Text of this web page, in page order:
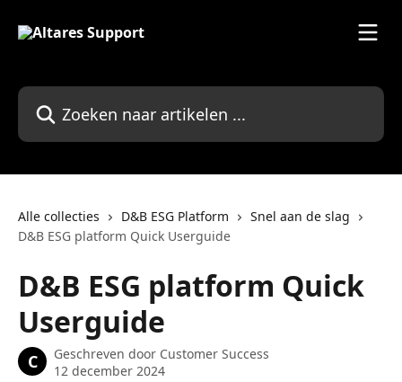
Zoeken naar artikelen ...
Alle collecties D&B ESG Platform
Snel aan de slag
D&B ESG platform Quick Userguide
D&B ESG platform Quick
Userguide
C Geschreven door Customer Success
12 december 2024